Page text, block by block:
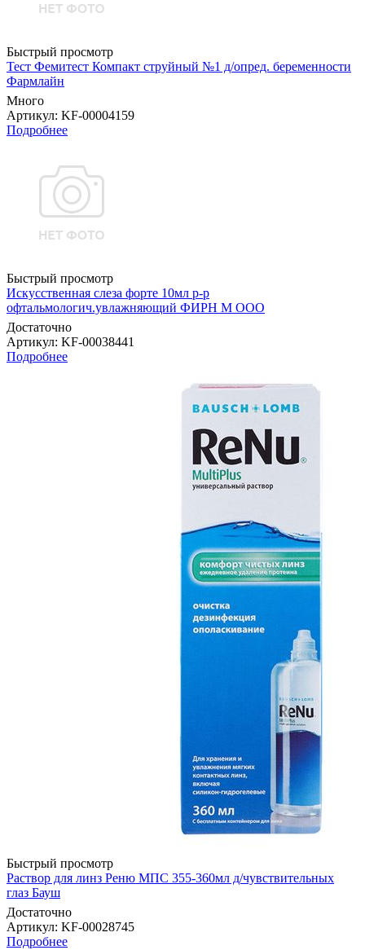
Быстрый просмотр
Тест Фемитест Компакт струйный №1 д/опред. беременности
Фармлайн
Много
Артикул: KF-00004159
Подробнее
Быстрый просмотр
Искусственная слеза форте 10мл р-р
офтальмологич.увлажняющий ФИРН М ООО
Достаточно
Артикул: KF-00038441
Подробнее
Быстрый просмотр
Раствор для линз Реню МПС 355-360мл д/чувствительных
глаз Бауш
Достаточно
Артикул: KF-00028745
Подробнее